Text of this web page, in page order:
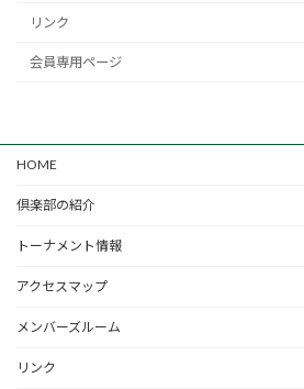
リンク
会員専用ページ
HOME
倶楽部の紹介
トーナメント情報
アクセスマップ
メンバーズルーム
リンク